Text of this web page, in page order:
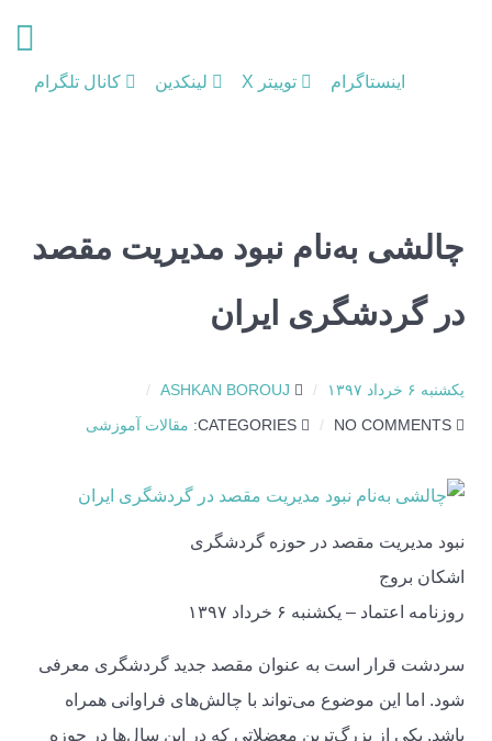
اینستاگرام توییتر X لینکدین کانال تلگرام
چالشی به‌نام نبود مدیریت مقصد
در گردشگری ایران
یکشنبه ۶ خرداد ۱۳۹۷ ASHKAN BOROUJ
NO COMMENTS
CATEGORIES: مقالات آموزشی
نبود مدیریت مقصد در حوزه گردشگری
اشکان بروج
روزنامه اعتماد – یکشنبه ۶ خرداد ۱۳۹۷
سردشت قرار است به عنوان مقصد جدید گردشگری معرفی
شود. اما این موضوع می‌تواند با چالش‌های فراوانی همراه
باشد. یکی از بزرگ‌ترین معضلاتی که در این سال‌ها در حوزه